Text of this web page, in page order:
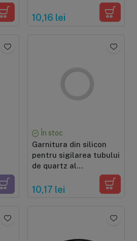
Big Blue/
(11)
10,16 lei
În stoc
Garnitura din silicon
pentru sigilarea tubului
de quartz al
sterilizatoarelor UV
10,17 lei